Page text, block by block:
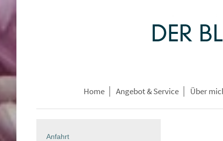
Home Angebot & Service Über
Anfahrt